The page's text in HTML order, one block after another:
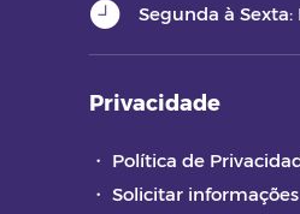
Segunda à Sexta:
Privacidade
・ Política de
・ Solicitar informações